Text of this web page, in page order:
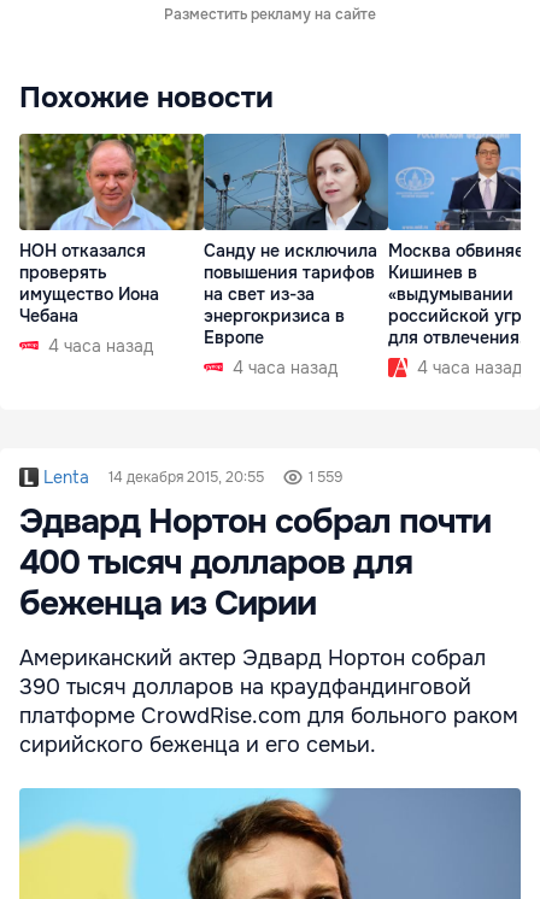
Разместить рекламу на сайте
Похожие новости
НОН отказался
проверять
имущество Иона
Чебана
4 часа назад
Санду не исключила
повышения тарифов
на свет из-за
энергокризиса в
Европе
4 часа назад
Москва обвиняет
Кишинев в
«выдумывании
российской
для отвлечения
внимания
4 часа назад
Lenta 14 декабря 2015, 20:55 1 559
Эдвард Нортон собрал почти
400 тысяч долларов для
беженца из Сирии
Американский актер Эдвард Нортон собрал
390 тысяч долларов на краудфандинговой
платформе CrowdRise.com для больного раком
сирийского беженца и его семьи.